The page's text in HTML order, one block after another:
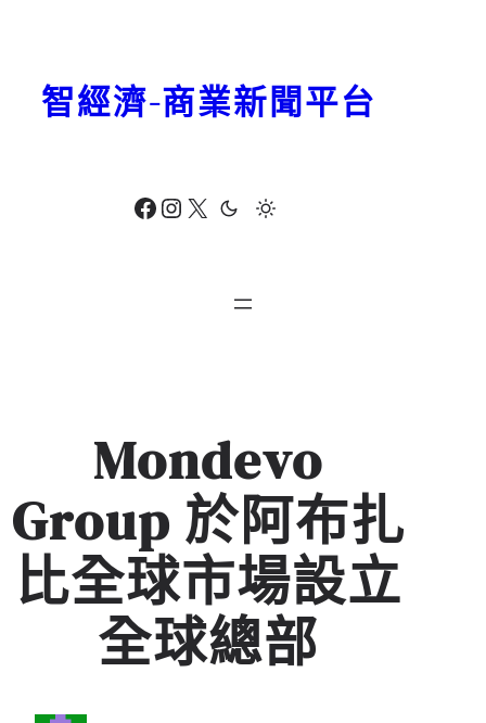
Facebook Instagram X
智經濟-商業新聞平台
Mondevo
Group 於阿布扎
比全球市場設立
全球總部